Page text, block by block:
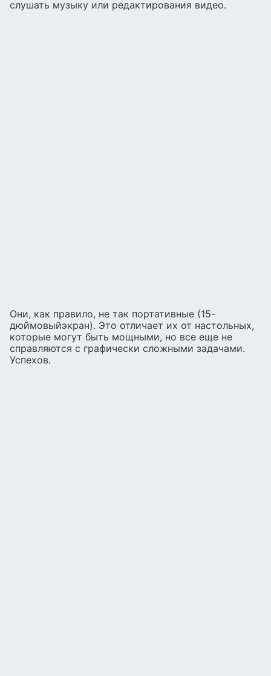
слушать музыку или редактирования видео.
Они, как правило, не так портативные (15-
дюймовыйэкран). Это отличает их от настольных,
которые могут быть мощными, но все еще ​​не
справляются с графически сложными задачами.
Успехов.